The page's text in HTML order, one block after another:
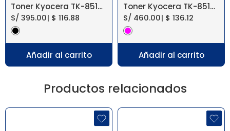
Toner Kyocera TK-8517K Negro Taskalfa 6052Ci Original
S/ 395.00| $ 116.88
Añadir al carrito
Toner Kyocera TK-8517M Magenta Taskalfa 6052Ci Original
S/ 460.00| $ 136.12
Añadir al carrito
Productos relacionados